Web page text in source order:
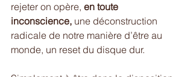
rejeter on opère, en toute
inconscience, une déconstruction
radicale de notre manière d’être au
monde, un reset du disque dur.